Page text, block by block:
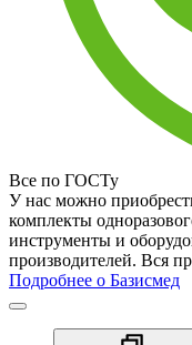
Все по ГОСТу
У нас можно
комплекты
инструменты и
производителей. Вся
Подробнее о Базисмед